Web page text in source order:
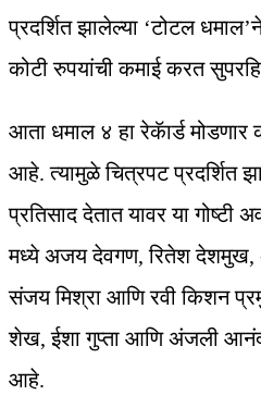
प्रदर्शित झालेल्या ‘टोटल
कोटी रुपयांची कमाई करत
आता धमाल ४ हा रेकॅार्ड
आहे. त्यामुळे चित्रपट प्रदर्शित
प्रतिसाद देतात यावर या
मध्ये अजय देवगण, रितेश देशमुख,
संजय मिश्रा आणि रवी किशन
शेख, ईशा गुप्ता आणि अंजली आनंद
आहे.